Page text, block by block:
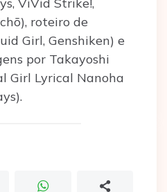
ViVid Strike!,
roteiro de
Girl, Genshiken) e
por Takayoshi
Girl Lyrical Nanoha